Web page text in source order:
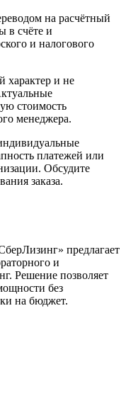
на расчётный
в счёте и
и налогового
характер и не
стоимость
менеджера.
платежей или
Обсудите
заказа.
предлагает
и
Решение позволяет
без
на бюджет.